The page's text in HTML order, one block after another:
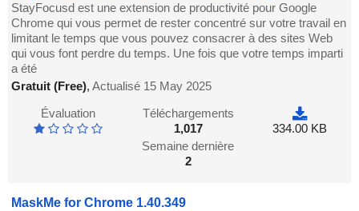
StayFocusd est une extension de productivité pour Google
Chrome qui vous permet de rester concentré sur votre travail en
limitant le temps que vous pouvez consacrer à des sites Web
qui vous font perdre du temps. Une fois que votre temps imparti
a été
Gratuit (Free),Actualisé 15 May 2025
Évaluation
Téléchargements
1,017
Semaine dernière
2
334.00 KB
MaskMe for Chrome 1.40.349